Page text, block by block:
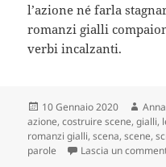
l’azione né farla
romanzi gialli
verbi incalzanti.
Scritto
il
10 Gennaio 2020 Autore
Anna
azione,costruire scene,gialli,
romanzi gialli,scena,scene,
parole
Lascia un